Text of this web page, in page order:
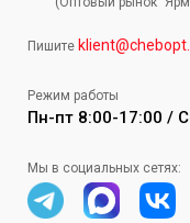
Пишите
Режим работы
Пн-пт 8:00-17:00 /
Мы в социальных сетях: